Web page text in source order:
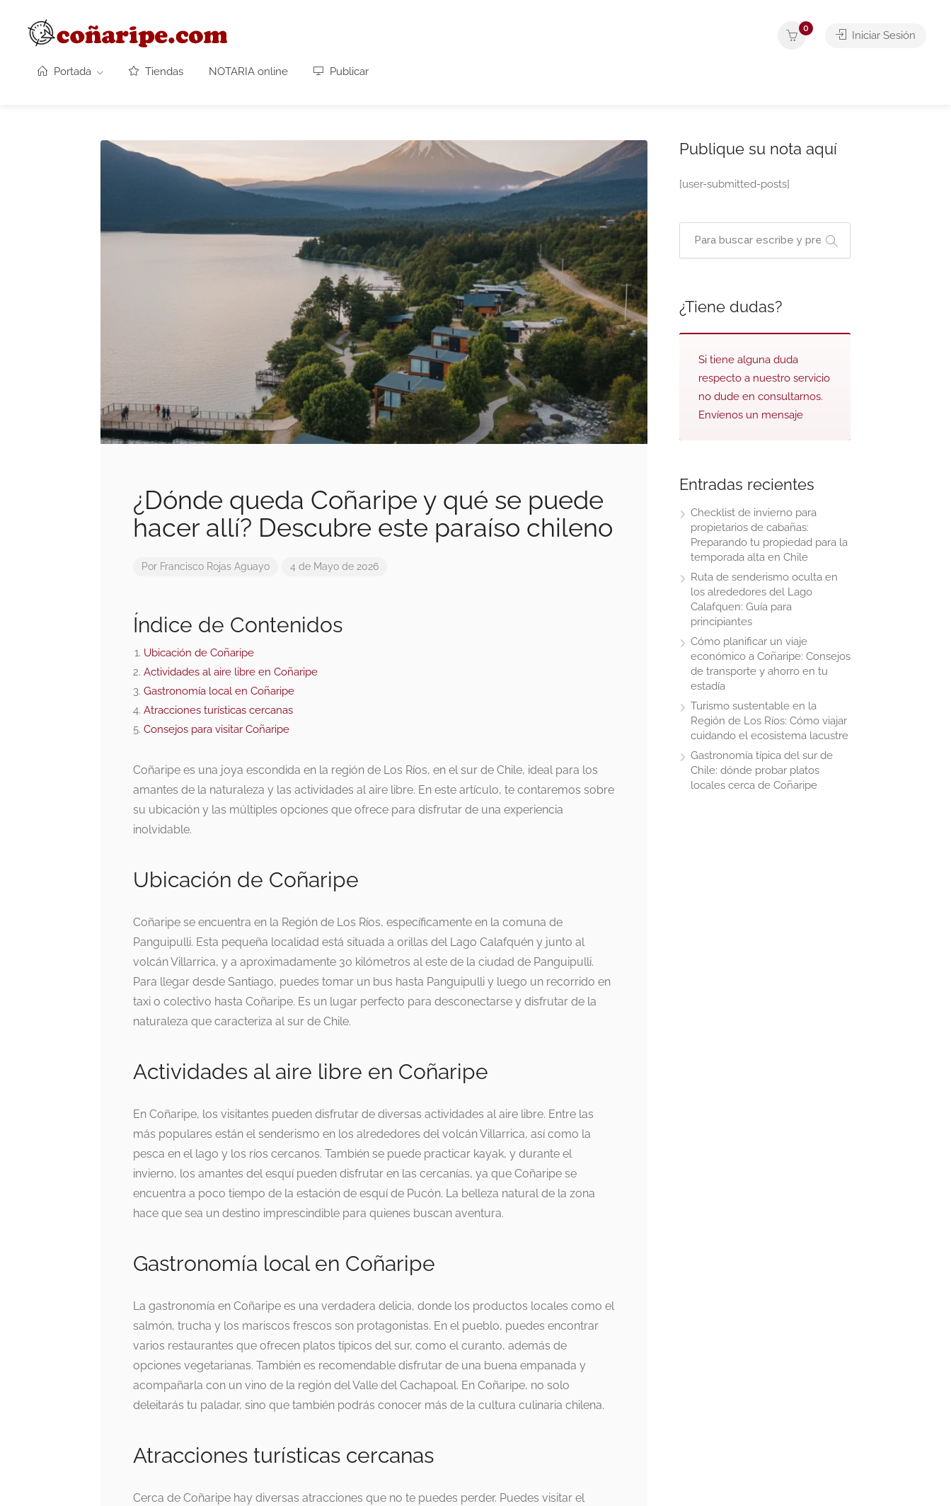
Portada Tiendas NOTARIA online Publicar
0
Iniciar Sesión
¿Dónde queda Coñaripe y qué se puede
hacer allí? Descubre este paraíso chileno
Por Francisco Rojas Aguayo 4 de Mayo de 2026
Índice de Contenidos
Ubicación de Coñaripe
Actividades al aire libre en Coñaripe
Gastronomía local en Coñaripe
Atracciones turísticas cercanas
Consejos para visitar Coñaripe
Coñaripe es una joya escondida en la región de Los Ríos, en el sur de Chile, ideal para los
amantes de la naturaleza y las actividades al aire libre. En este artículo, te contaremos sobre
su ubicación y las múltiples opciones que ofrece para disfrutar de una experiencia
inolvidable.
Ubicación de Coñaripe
Coñaripe se encuentra en la Región de Los Ríos, específicamente en la comuna de
Panguipulli. Esta pequeña localidad está situada a orillas del Lago Calafquén y junto al
volcán Villarrica, y a aproximadamente 30 kilómetros al este de la ciudad de Panguipulli.
Para llegar desde Santiago, puedes tomar un bus hasta Panguipulli y luego un recorrido en
taxi o colectivo hasta Coñaripe. Es un lugar perfecto para desconectarse y disfrutar de la
naturaleza que caracteriza al sur de Chile.
Actividades al aire libre en Coñaripe
En Coñaripe, los visitantes pueden disfrutar de diversas actividades al aire libre. Entre las
más populares están el senderismo en los alrededores del volcán Villarrica, así como la
pesca en el lago y los ríos cercanos. También se puede practicar kayak, y durante el
invierno, los amantes del esquí pueden disfrutar en las cercanías, ya que Coñaripe se
encuentra a poco tiempo de la estación de esquí de Pucón. La belleza natural de la zona
hace que sea un destino imprescindible para quienes buscan aventura.
Gastronomía local en Coñaripe
La gastronomía en Coñaripe es una verdadera delicia, donde los productos locales como el
salmón, trucha y los mariscos frescos son protagonistas. En el pueblo, puedes encontrar
varios restaurantes que ofrecen platos típicos del sur, como el curanto, además de
opciones vegetarianas. También es recomendable disfrutar de una buena empanada y
acompañarla con un vino de la región del Valle del Cachapoal. En Coñaripe, no solo
deleitarás tu paladar, sino que también podrás conocer más de la cultura culinaria chilena.
Atracciones turísticas cercanas
Cerca de Coñaripe hay diversas atracciones que no te puedes perder. Puedes visitar el
Publique su nota aquí
[user-submitted-posts]
¿Tiene dudas?
Si tiene alguna duda
respecto a nuestro servicio
no dude en consultarnos.
Envíenos un mensaje
Entradas recientes
Checklist de invierno para
propietarios de cabañas:
Preparando tu propiedad para la
temporada alta en Chile
Ruta de senderismo oculta en
los alrededores del Lago
Calafquen: Guía para
principiantes
Cómo planificar un viaje
económico a Coñaripe: Consejos
de transporte y ahorro en tu
estadía
Turismo sustentable en la
Región de Los Ríos: Cómo viajar
cuidando el ecosistema lacustre
Gastronomía típica del sur de
Chile: dónde probar platos
locales cerca de Coñaripe